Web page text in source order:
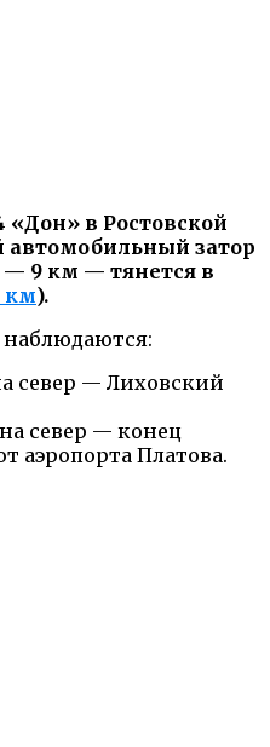
«Дон» в Ростовской
затор
9 км — тянется в
км).
север — Лиховский
на север — конец
аэропорта Платова.